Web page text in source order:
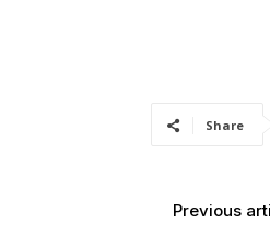
Share
Previous